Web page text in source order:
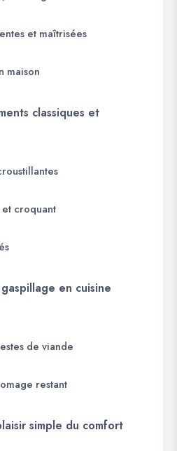
et maîtrisées
maison
classiques et
croquant
en cuisine
de viande
restant
simple du comfort